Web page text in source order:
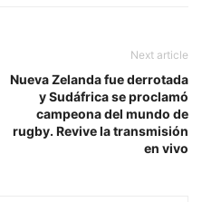
Next article
Nueva Zelanda fue derrotada
y Sudáfrica se proclamó
campeona del mundo de
rugby. Revive la transmisión
en vivo